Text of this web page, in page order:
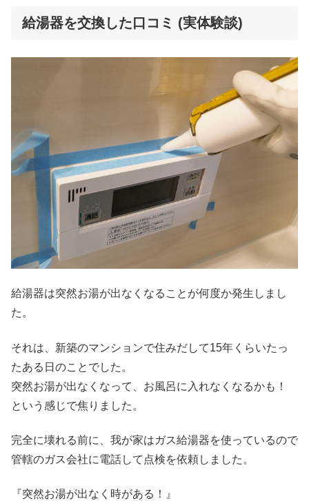
給湯器を交換した口コミ (実体験談)
給湯器は突然お湯が出なくなることが何度か発生しまし
た。
それは、新築のマンションで住みだして15年くらいたっ
たある日のことでした。
突然お湯が出なくなって、お風呂に入れなくなるかも！
という感じで焦りました。
完全に壊れる前に、我が家はガス給湯器を使っているので
管轄のガス会社に電話して点検を依頼しました。
『突然お湯が出なく時がある！』